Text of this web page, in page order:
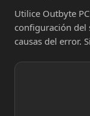
Utilice Outbyte
configuración del
causas del error.